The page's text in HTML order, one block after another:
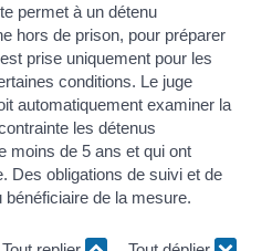
permet à un détenu
hors de prison, pour préparer
prise uniquement pour les
conditions. Le juge
automatiquement examiner la
les détenus
moins de 5 ans et qui ont
Des obligations de suivi et de
de la mesure.